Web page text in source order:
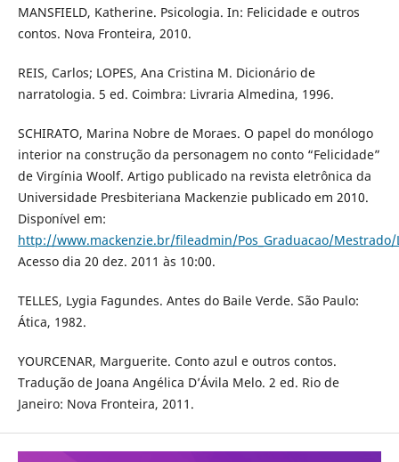
MANSFIELD, Katherine. Psicologia. In: Felicidade e outros
contos. Nova Fronteira, 2010.
REIS, Carlos; LOPES, Ana Cristina M. Dicionário de
narratologia. 5 ed. Coimbra: Livraria Almedina, 1996.
SCHIRATO, Marina Nobre de Moraes. O papel do monólogo
interior na construção da personagem no conto “Felicidade”
de Virgínia Woolf. Artigo publicado na revista eletrônica da
Universidade Presbiteriana Mackenzie publicado em 2010.
Disponível em:
http://www.mackenzie.br/fileadmin/Pos_Graduacao/
Acesso dia 20 dez. 2011 às 10:00.
TELLES, Lygia Fagundes. Antes do Baile Verde. São Paulo:
Ática, 1982.
YOURCENAR, Marguerite. Conto azul e outros contos.
Tradução de Joana Angélica D’Ávila Melo. 2 ed. Rio de
Janeiro: Nova Fronteira, 2011.